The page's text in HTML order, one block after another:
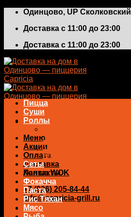
Skip
content
Одинцово, UP Сколковский
Доставка с 11:00 до 23:00
Доставка с 11:00 до 23:00
Меню
Акции
Оплата
Доставка
Контакты
+7 (926) 205-84-44
info@capricia-grill.ru
0₽
Пицца
Суши
Роллы
Запеченные роллы
Теплые роллы
Классические роллы
Сеты
Лапша WOK
Фокачча
Паста
Рис Тяхан
Мясо